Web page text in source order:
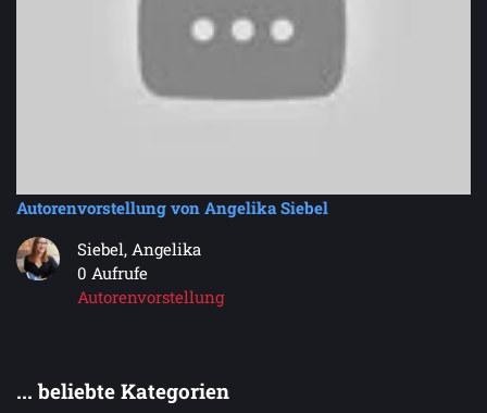
Autorenvorstellung von Angelika Siebel
Siebel, Angelika
0 Aufrufe
Autorenvorstellung
... beliebte Kategorien